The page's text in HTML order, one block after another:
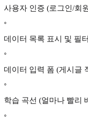
사용자 인증 (로그인/회
◦
데이터 목록 표시 및 필
◦
데이터 입력 폼 (게시글
◦
학습 곡선 (얼마나 빨리
◦